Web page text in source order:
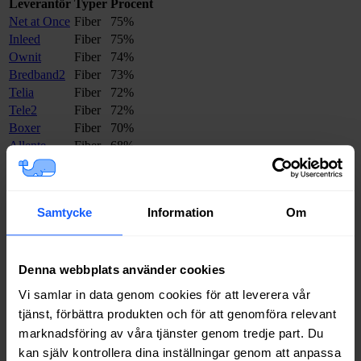
Samtycke Information Om
Denna webbplats använder cookies
Vi samlar in data genom cookies för att leverera vår
tjänst, förbättra produkten och för att genomföra relevant
marknadsföring av våra tjänster genom tredje part. Du
kan själv kontrollera dina inställningar genom att anpassa
Leverantör Typer Procent
Net at Once Fiber
75%
Inleed
Fiber
75%
Ownit
Fiber
74%
Bredband2
Fiber
73%
Telia
Fiber
72%
Tele2
Fiber
72%
Boxer
Fiber
70%
Allente
Fiber
68%
Halebop
Telenor
Comviq
Fiber
Internetport Fiber 18%
Om du vill se exakt vilka internetleverantörer som erbjuder
bredband på din adress iGislaved på Bredbandsval.se
göra en snabb sökning här:
Sök